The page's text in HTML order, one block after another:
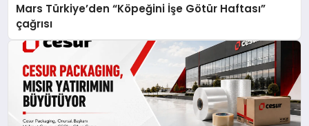
Mars Türkiye’den “Köpeğini İşe Götür Haftası”
çağrısı